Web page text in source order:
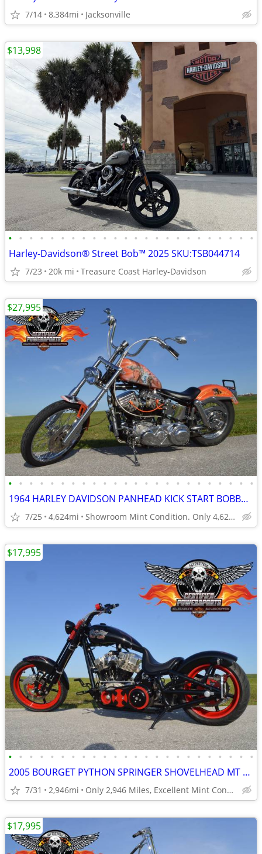
7/14 8,384mi Jacksonville
• • • • • • • • • • • • • • • • • • • • • • • •
Harley-Davidson® Street Bob™ 2025 SKU:TSB044714
7/23 20k mi Treasure Coast Harley-Davidson
$13,998
• • • • • • • • • • • • • • • • • • • • • • • •
1964 HARLEY DAVIDSON PANHEAD KICK START BOBBER MINT CONDITION
7/25 4,624mi Showroom Mint Condition. Only 4,624 Miles.
$27,995
• • • • • • • • • • • • • • • • • • • • • • • •
2005 BOURGET PYTHON SPRINGER SHOVELHEAD MT BOBBER CHOPPER
7/31 2,946mi Only 2,946 Miles, Excellent Mint Condition.
$17,995
$17,995